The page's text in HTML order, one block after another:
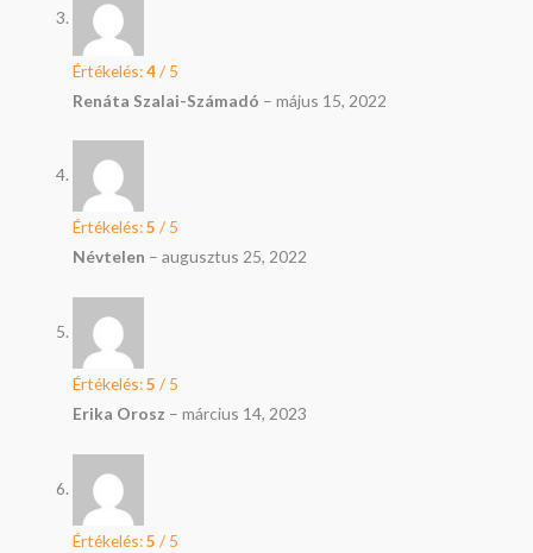
Értékelés:4/ 5
Renáta Szalai-Számadó – május 15, 2022
Értékelés:5 / 5
Névtelen – augusztus 25, 2022
Értékelés:5 / 5
Erika Orosz – március 14, 2023
Értékelés:5 / 5